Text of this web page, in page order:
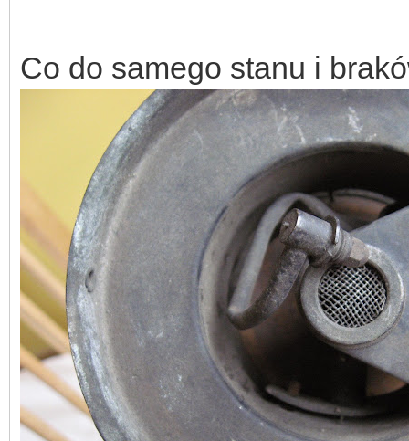
Co do samego stanu i